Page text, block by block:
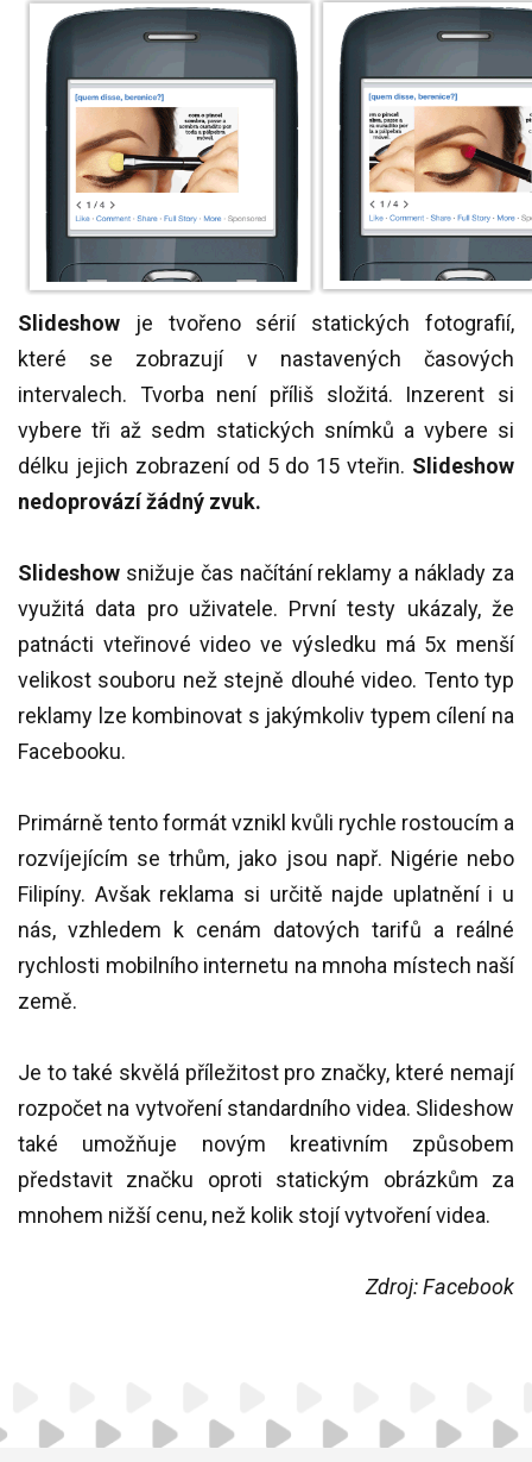
Slideshow
je tvořeno sérií statických fotografií,
které se zobrazují v nastavených časových
intervalech. Tvorba není příliš složitá. Inzerent si
vybere tři až sedm statických snímků a vybere si
délku jejich zobrazení od 5 do 15 vteřin. Slideshow
nedoprovází žádný zvuk.
Slideshow snižuje čas načítání reklamy a náklady za
využitá data pro uživatele. První testy ukázaly, že
patnácti vteřinové video ve výsledku má 5x menší
velikost souboru než stejně dlouhé video. Tento typ
reklamy lze kombinovat s jakýmkoliv typem cílení na
Facebooku.
Primárně tento formát vznikl kvůli rychle rostoucím a
rozvíjejícím se trhům, jako jsou např. Nigérie nebo
Filipíny. Avšak reklama si určitě najde uplatnění i u
nás, vzhledem k cenám datových tarifů a reálné
rychlosti mobilního internetu na mnoha místech naší
země.
Je to také skvělá příležitost pro značky, které nemají
rozpočet na vytvoření standardního videa. Slideshow
také umožňuje novým kreativním způsobem
představit značku oproti statickým obrázkům za
mnohem nižší cenu, než kolik stojí vytvoření videa.
Zdroj: Facebook